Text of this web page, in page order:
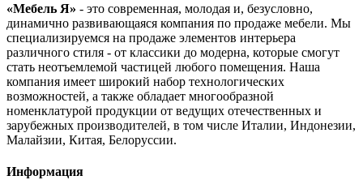
«Мебель Я» - это современная, молодая и, безусловно,
динамично развивающаяся компания по продаже мебели. Мы
специализируемся на продаже элементов интерьера
различного стиля - от классики до модерна, которые смогут
стать неотъемлемой частицей любого помещения. Наша
компания имеет широкий набор технологических
возможностей, а также обладает многообразной
номенклатурой продукции от ведущих отечественных и
зарубежных производителей, в том числе Италии, Индонезии,
Малайзии, Китая, Белоруссии.
Информация